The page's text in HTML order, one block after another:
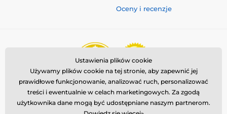
Oceny i recenzje
Ustawienia plików cookie
Używamy plików cookie na tej stronie, aby zapewnić jej
prawidłowe funkcjonowanie, analizować ruch, personalizować
treści i ewentualnie w celach marketingowych. Za zgodą
użytkownika dane mogą być udostępniane naszym partnerom.